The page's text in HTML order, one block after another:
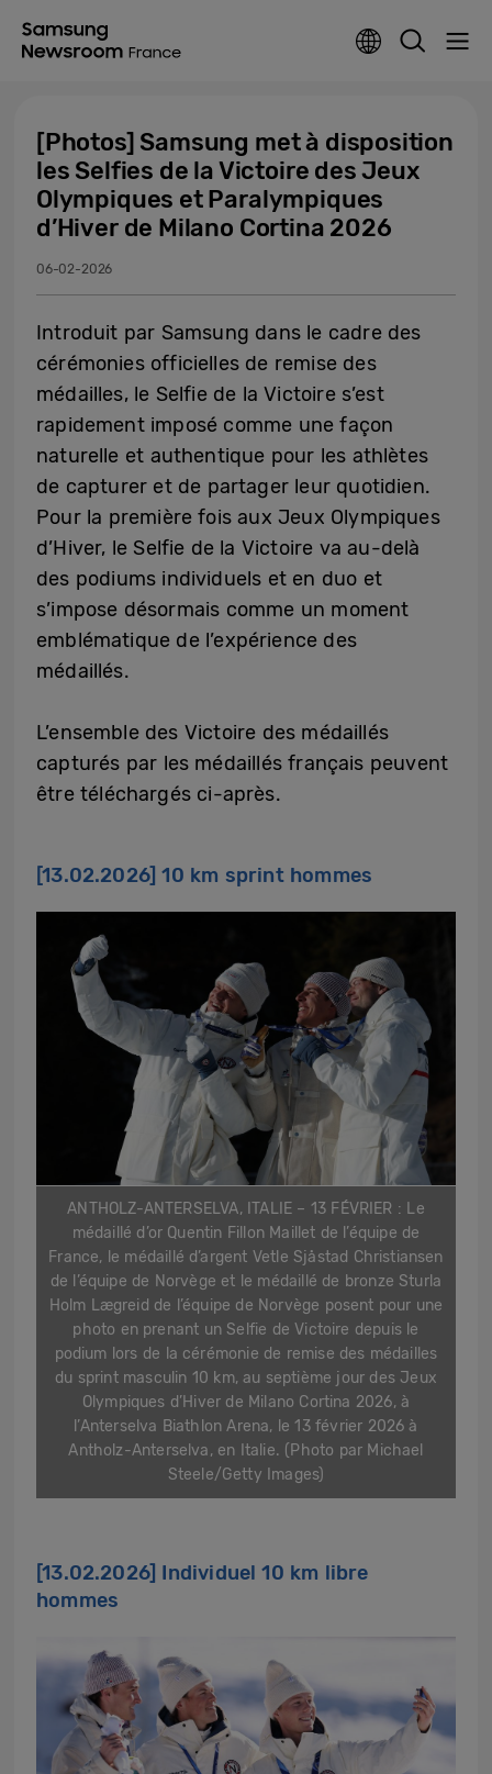
[Photos] Samsung met à disposition
les Selfies de la Victoire des Jeux
Olympiques et Paralympiques
d’Hiver de Milano Cortina 2026
06-02-2026
Introduit par Samsung dans le cadre des
cérémonies officielles de remise des
médailles, le Selfie de la Victoire s’est
rapidement imposé comme une façon
naturelle et authentique pour les athlètes
de capturer et de partager leur quotidien.
Pour la première fois aux Jeux Olympiques
d’Hiver, le Selfie de la Victoire va au-delà
des podiums individuels et en duo et
s’impose désormais comme un moment
emblématique de l’expérience des
médaillés.
L’ensemble des Victoire des médaillés
capturés par les médaillés français peuvent
être téléchargés ci-après.
[13.02.2026] 10 km sprint hommes
ANTHOLZ-ANTERSELVA, ITALIE – 13 FÉVRIER : Le
médaillé d’or Quentin Fillon Maillet de l’équipe de
France, le médaillé d’argent Vetle Sjåstad Christiansen
de l’équipe de Norvège et le médaillé de bronze Sturla
Holm Lægreid de l’équipe de Norvège posent pour une
photo en prenant un Selfie de Victoire depuis le
podium lors de la cérémonie de remise des médailles
du sprint masculin 10 km, au septième jour des Jeux
Olympiques d’Hiver de Milano Cortina 2026, à
l’Anterselva Biathlon Arena, le 13 février 2026 à
Antholz-Anterselva, en Italie. (Photo par Michael
Steele/Getty Images)
[13.02.2026] Individuel 10 km libre
hommes